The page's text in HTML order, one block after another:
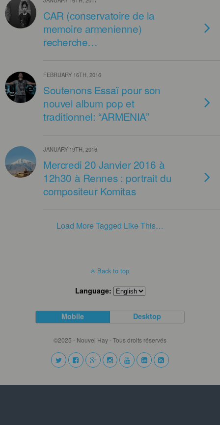
CAR (conservatoire de la
memoire armenienne)
recherche…
FEBRUARY 16TH, 2016
Soutenons Essaï pour son
nouvel album pop et
traditionnel: “ARMENIA”
JANUARY 19TH, 2016
Mercredi 20 Janvier 2016 à
12h30 à Rennes : portrait du
compositeur Komitas
Load More Tagged Like This…
Back to top
Language:
Mobile Desktop
©2025 - Nouvel Hay - Tous droits réservés